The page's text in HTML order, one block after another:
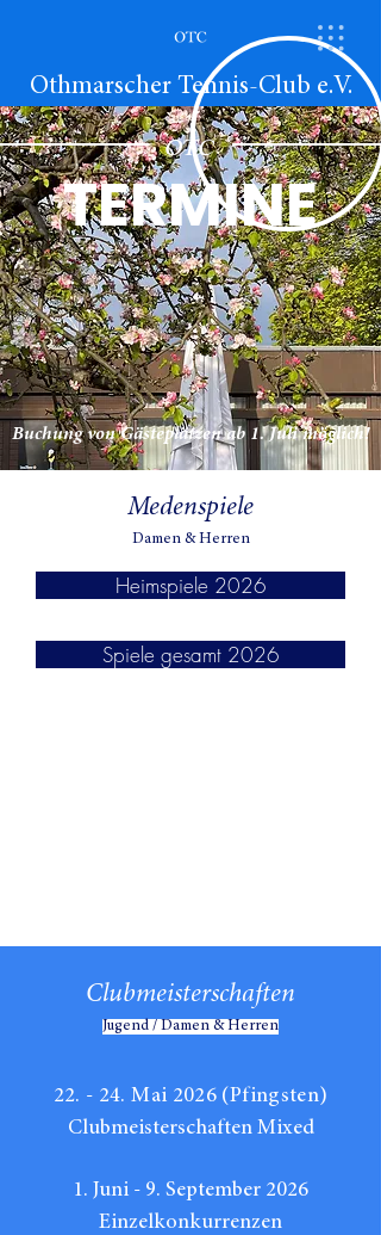
Othmarscher Tennis-Club e.V.
OTC
TERMINE
Buchung von Gästeplätzen ab 1. Juli möglich!
Medenspiele
Damen & Herren
Heimspiele 2026
Spiele gesamt 2026
Clubmeisterschaften
Jugend / Damen & Herren
22. - 24. Mai 2026 (Pfingsten)
Clubmeisterschaften Mixed
1. Juni - 9. September 2026
Einzelkonkurrenzen